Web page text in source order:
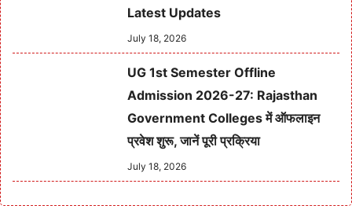
Latest Updates
July 18, 2026
UG 1st Semester Offline
Admission 2026-27: Rajasthan
Government Colleges में ऑफलाइन
प्रवेश शुरू, जानें पूरी प्रक्रिया
July 18, 2026